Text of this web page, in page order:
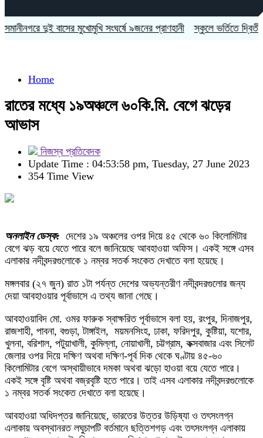
দুই বাসের মুখোমুখি সংঘর্ষে ৯জনের প্রাণহানী স্কুলে ভর্তিতে দ্বিতীয়-
Home
রাতের মধ্যে ১৯অঞ্চলে ৬০কি.মি. বেগে ঝড়ের
আভাস
নিজস্ব প্রতিবেদক
Update Time : 04:53:58 pm, Tuesday, 27 June 2023
354 Time View
অনলাইন ডেস্ক: দেশের ১৯ অঞ্চলের ওপর দিয়ে ৪৫ থেকে ৬০ কিলোমিটার
বেগে ঝড় বয়ে যেতে পারে বলে জানিয়েছে আবহাওয়া অফিস। একই সঙ্গে এসব
এলাকার নদীবন্দরগুলোকে ১ নম্বর সতর্ক সংকেত দেখাতে বলা হয়েছে।
মঙ্গলবার (২৭ জুন) রাত ১টা পর্যন্ত দেশের অভ্যন্তরীণ নদীবন্দরগুলোর জন্য
দেয়া আবহাওয়ার পূর্বাভাসে এ তথ্য জানা গেছে।
আবহাওয়াবিদ মো. ওমর ফারুক স্বাক্ষরিত পূর্বাভাসে বলা হয়, রংপুর, দিনাজপুর,
রাজশাহী, পাবনা, বগুড়া, টাঙ্গাইল, ময়মনসিংহ, ঢাকা, ফরিদপুর, কুষ্টিয়া, যশোর,
খুলনা, বরিশাল, পটুয়াখালী, কুমিল্লা, নোয়াখালী, চট্টগ্রাম, কক্সবাজার এবং সিলেট
জেলার ওপর দিয়ে দক্ষিণ অথবা দক্ষিণ-পূর্ব দিক থেকে ঘণ্টায় ৪৫-৬০
কিলোমিটার বেগে অস্থায়ীভাবে দমকা অথবা ঝড়ো হাওয়া বয়ে যেতে পারে।
একই সঙ্গে বৃষ্টি অথবা বজ্রবৃষ্টি হতে পারে। তাই এসব এলাকার নদীবন্দরগুলোকে
১ নম্বর সতর্ক সংকেত দেখাতে বলা হয়েছে।
আবহাওয়া অধিদপ্তর জানিয়েছে, ভারতের উত্তর উড়িষ্যা ও তৎসংলগ্ন
এলাকায় অবস্থানরত লঘুচাপটি বর্তমানে ছত্তিশগড় এবং তৎসংলগ্ন এলাকায়